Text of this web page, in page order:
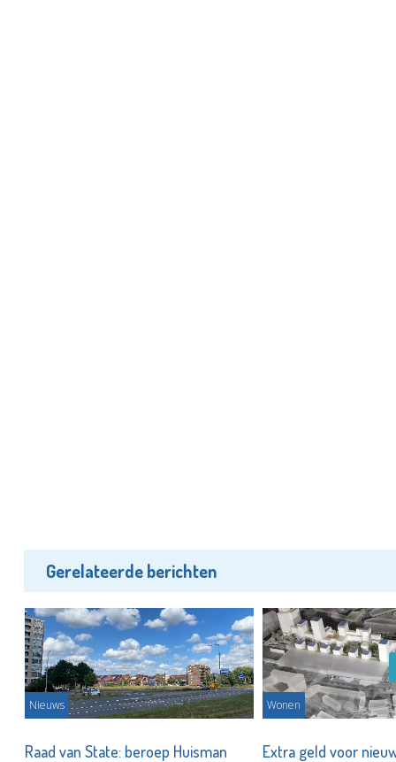
Gerelateerde berichten
Nieuws
Raad van State: beroep Huisman
Wonen
Extra geld voor